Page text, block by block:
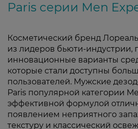
Paris серии Men
Косметический бренд
из лидеров бьюти-индустрии,
инновационные варианты
которые стали доступны
пользователей. Мужские
Paris популярной категории
эффективной формулой
появлением неприятного
текстуру и классический